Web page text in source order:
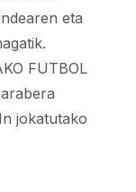
eta
FUTBOL
jokatutako